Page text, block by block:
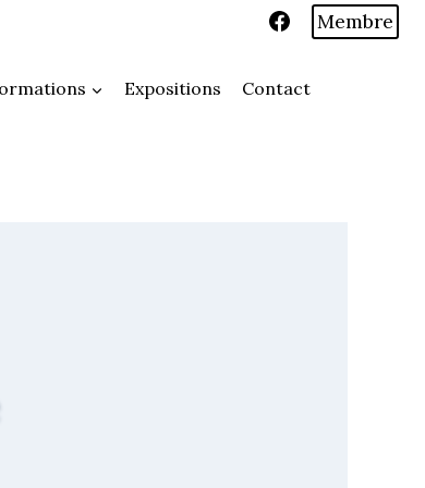
Membre
Expositions Contact